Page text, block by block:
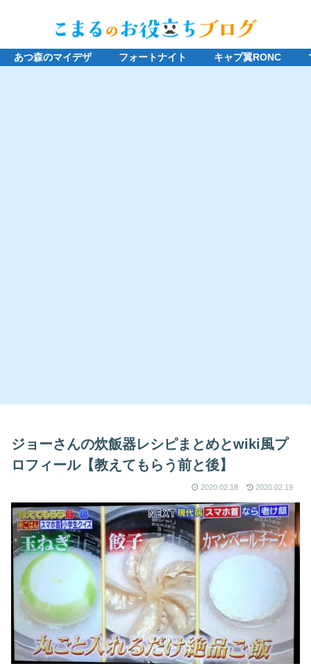
あつ森のマイデザ フォートナイト キャプ翼RONC
ジョーさんの炊飯器レシピまとめとwiki風プ
ロフィール【教えてもらう前と後】
2020.02.18 2020.02.19